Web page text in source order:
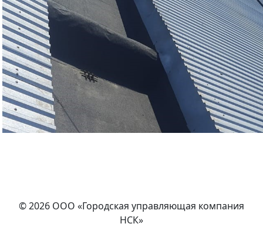
© 2026 ООО «Городская управляющая компания
НСК»